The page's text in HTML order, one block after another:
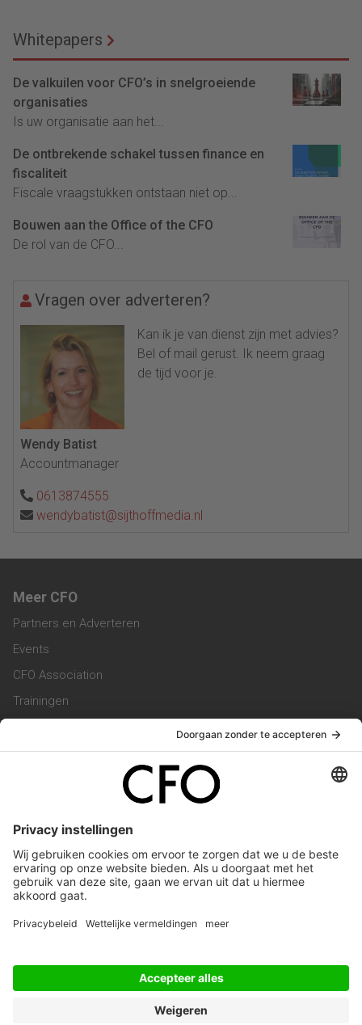
Whitepapers
De valkuilen voor CFO’s in snelgroeiende
organisaties
Is uw organisatie aan het...
De ontbrekende schakel tussen finance en
fiscaliteit
Fiscale vraagstukken ontstaan niet op...
Bouwen aan the Office of the CFO
De rol van de CFO...
Vragen over adverteren?
Kan ik je van dienst zijn met advies?
Bel of mail gerust. Ik neem graag
de tijd voor je.
Wendy Batist
Accountmanager
0613874555
wendybatist@sijthoffmedia.nl
Meer CFO
Partners en Adverteren
Events
CFO Association
Trainingen
Vacatures
Service & Contact
Werken bij ons
Privacy Statement
Algemene Voorwaarden